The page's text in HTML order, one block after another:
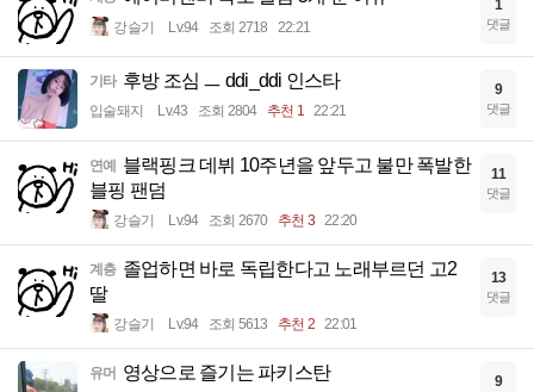
강슬기 Lv.94 조회 2718 22:21
1
댓글
기타 후방 조심 ㅡ ddi_ddi 인스타
입술돼지 Lv.43 조회 2804 추천 1 22:21
9
댓글
연예
블랙핑크 데뷔 10주년을 앞두고 불만 폭발한
블핑 팬덤
강슬기 Lv.94 조회 2670 추천 3 22:20
11
댓글
계층 졸업하면 바로 독립한다고 노래부르던 고2
딸
강슬기 Lv.94 조회 5613 추천 2 22:01
13
댓글
유머 영상으로 즐기는 파키스탄 9